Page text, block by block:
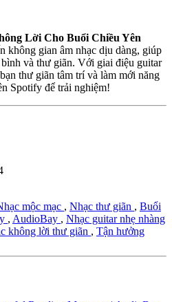
Lời Cho Buổi Chiều Yên
không gian âm nhạc dịu dàng, giúp
và thư giãn. Với giai điệu guitar
thư giãn tâm trí và làm mới năng
Spotify để trải nghiệm!
mộc mạc , Nhạc thư giãn , Buổi
, AudioBay , Nhạc guitar nhẹ nhàng
không lời thư giãn , Tận hưởng